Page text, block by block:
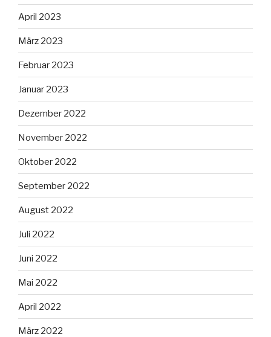
April 2023
März 2023
Februar 2023
Januar 2023
Dezember 2022
November 2022
Oktober 2022
September 2022
August 2022
Juli 2022
Juni 2022
Mai 2022
April 2022
März 2022